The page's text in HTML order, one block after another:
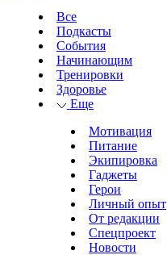
Все
Подкасты
События
Начинающим
Тренировки
Здоровье
Еще
Мотивация
Питание
Экипировка
Гаджеты
Герои
Личный опыт
От редакции
Спецпроект
Новости